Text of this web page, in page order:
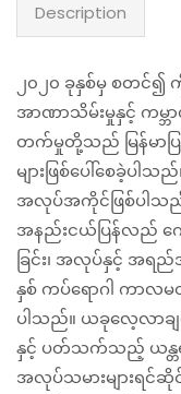
Description
၂၀၂၀ ခုနှစ်မှ စတင်၍
အာဏာသိမ်းမှုနှင့် ကမ္ဘာ
တက်မှုတို့သည် မြန်မာပြ
များဖြစ်ပေါ်စေခဲ့ပ
အလုပ်အကိုင်ဖြစ်ပါသ
အနည်းငယ်ပြန်လည် က
ခြင်း၊ အလုပ်နှင့် အရ
နှစ် ကပ်ရောဂါ ကာလ
ပါသည်။ ယခုလေ့လာချ
နှင့် ပတ်သက်သည့် ယန္တ
အလုပ်သမားများရင်